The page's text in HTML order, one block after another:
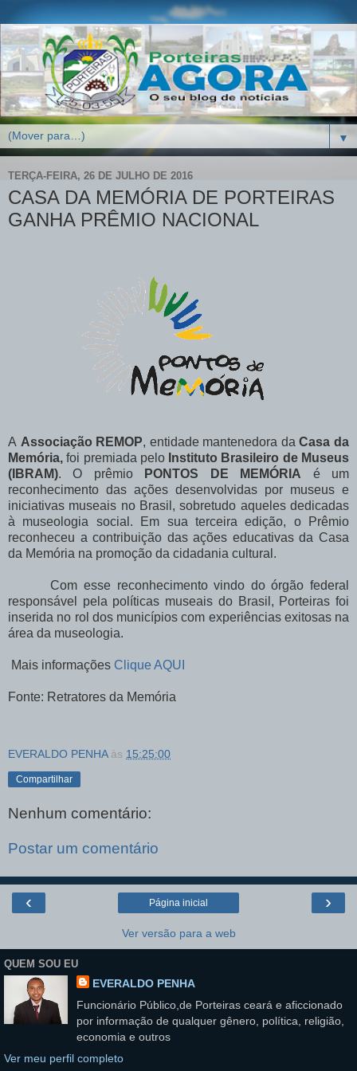
▼
TERÇA-FEIRA, 26 DE JULHO DE 2016
CASA DA MEMÓRIA DE PORTEIRAS
GANHA PRÊMIO NACIONAL
A Associação REMOP, entidade mantenedora daCasa da
Memória, foi premiada pelo Instituto Brasileiro de Museus
(IBRAM). O prêmio PONTOS DE MEMÓRIA é um
reconhecimento das ações desenvolvidas por museus e
iniciativas museais no Brasil, sobretudo aqueles dedicadas
à museologia social. Em sua terceira edição, o Prêmio
reconheceu a contribuição das ações educativas da Casa
da Memória na promoção da cidadania cultural.
Com esse reconhecimento vindo do órgão federal
responsável pela políticas museais do Brasil, Porteiras foi
inserida no rol dos municípios com experiências exitosas na
área da museologia.
Mais informações Clique AQUI
Fonte: Retratores da Memória
EVERALDO PENHA às 15:25:00
Compartilhar
Nenhum comentário:
Postar um comentário
‹ ›
Página inicial
Ver versão para a web
QUEM SOU EU
EVERALDO PENHA
Funcionário Público,de Porteiras ceará e aficcionado
por informação de qualquer gênero, política, religião,
economia e outros
Ver meu perfil completo